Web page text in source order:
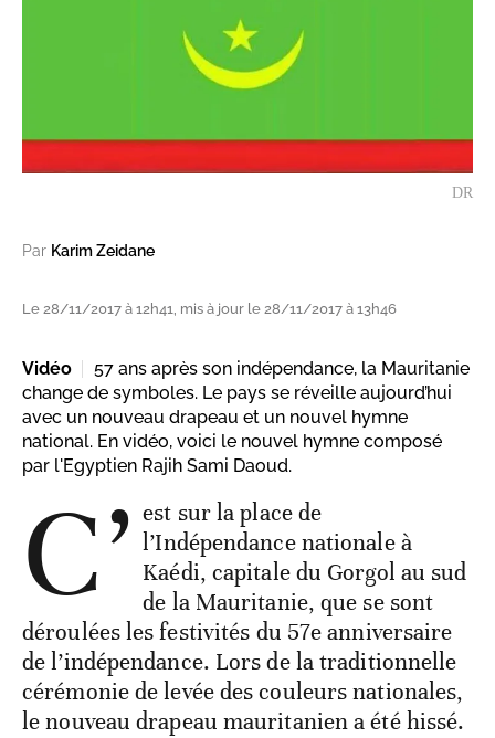
DR
Par Karim Zeidane
Le 28/11/2017 à 12h41, mis à jour le 28/11/2017 à 13h46
Vidéo
57 ans après son indépendance, la Mauritanie
change de symboles. Le pays se réveille aujourd’hui
avec un nouveau drapeau et un nouvel hymne
national. En vidéo, voici le nouvel hymne composé
par l'Egyptien Rajih Sami Daoud.
C’ est sur la place de
l’Indépendance nationale à
Kaédi, capitale du Gorgol au sud
de la Mauritanie, que se sont
déroulées les festivités du 57e anniversaire
de l’indépendance. Lors de la traditionnelle
cérémonie de levée des couleurs nationales,
le nouveau drapeau mauritanien a été hissé.